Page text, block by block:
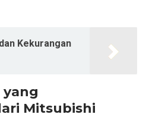
Kekurangan
yang
Mitsubishi